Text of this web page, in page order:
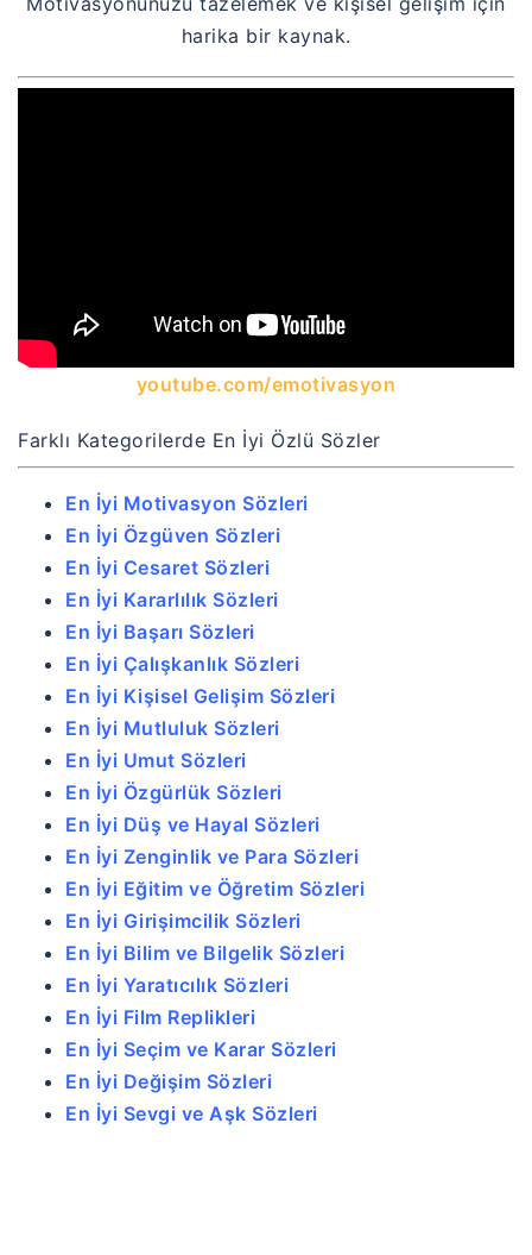
harika bir kaynak.
youtube.com/emotivasyon
Farklı Kategorilerde En İyi Özlü Sözler
En İyi Motivasyon Sözleri
En İyi Özgüven Sözleri
En İyi Cesaret Sözleri
En İyi Kararlılık Sözleri
En İyi Başarı Sözleri
En İyi Çalışkanlık Sözleri
En İyi Kişisel Gelişim Sözleri
En İyi Mutluluk Sözleri
En İyi Umut Sözleri
En İyi Özgürlük Sözleri
En İyi Düş ve Hayal Sözleri
En İyi Zenginlik ve Para Sözleri
En İyi Eğitim ve Öğretim Sözleri
En İyi Girişimcilik Sözleri
En İyi Bilim ve Bilgelik Sözleri
En İyi Yaratıcılık Sözleri
En İyi Film Replikleri
En İyi Seçim ve Karar Sözleri
En İyi Değişim Sözleri
En İyi Sevgi ve Aşk Sözleri